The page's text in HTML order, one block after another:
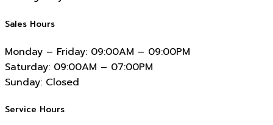
Sales Hours
Monday – Friday: 09:00AM – 09:00PM
Saturday: 09:00AM – 07:00PM
Sunday: Closed
Service Hours